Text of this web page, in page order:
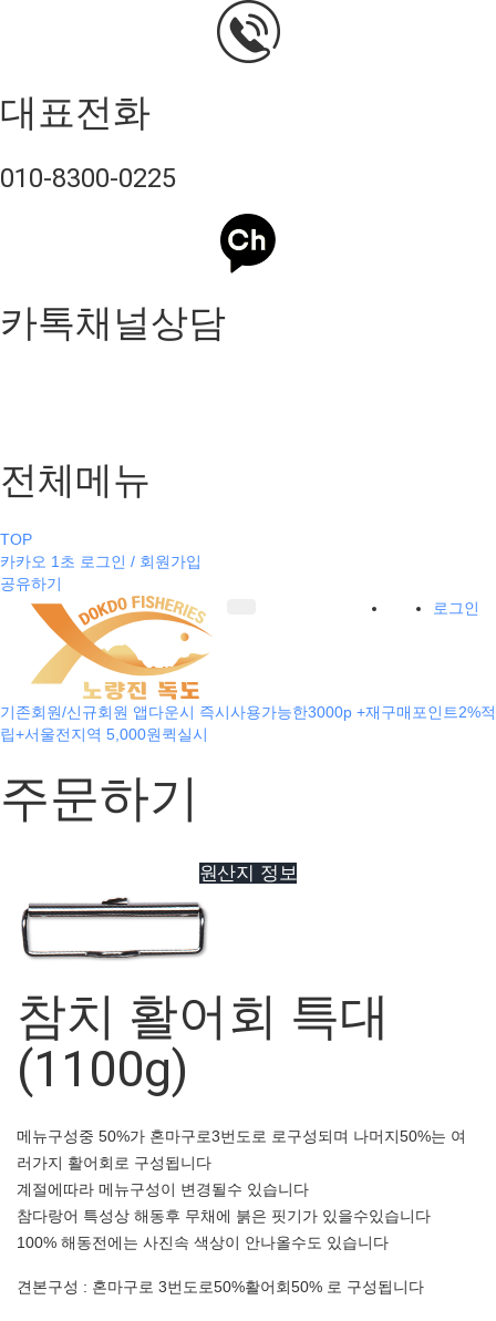
대표전화
010-8300-0225
카톡채널상담
전체메뉴
TOP
카카오 1초 로그인 / 회원가입
공유하기
로그인
기존회원/신규회원 앱다운시 즉시사용가능한3000p +재구매포인트2%적
립+서울전지역 5,000원퀵실시
주문하기
원산지 정보
참치 활어회 특대
(1100g)
메뉴구성중 50%가 혼마구로3번도로 로구성되며 나머지50%는 여
러가지 활어회로 구성됩니다
계절에따라 메뉴구성이 변경될수 있습니다
참다랑어 특성상 해동후 무채에 붉은 핏기가 있을수있습니다
100% 해동전에는 사진속 색상이 안나올수도 있습니다
견본구성 : 혼마구로 3번도로50%활어회50% 로 구성됩니다